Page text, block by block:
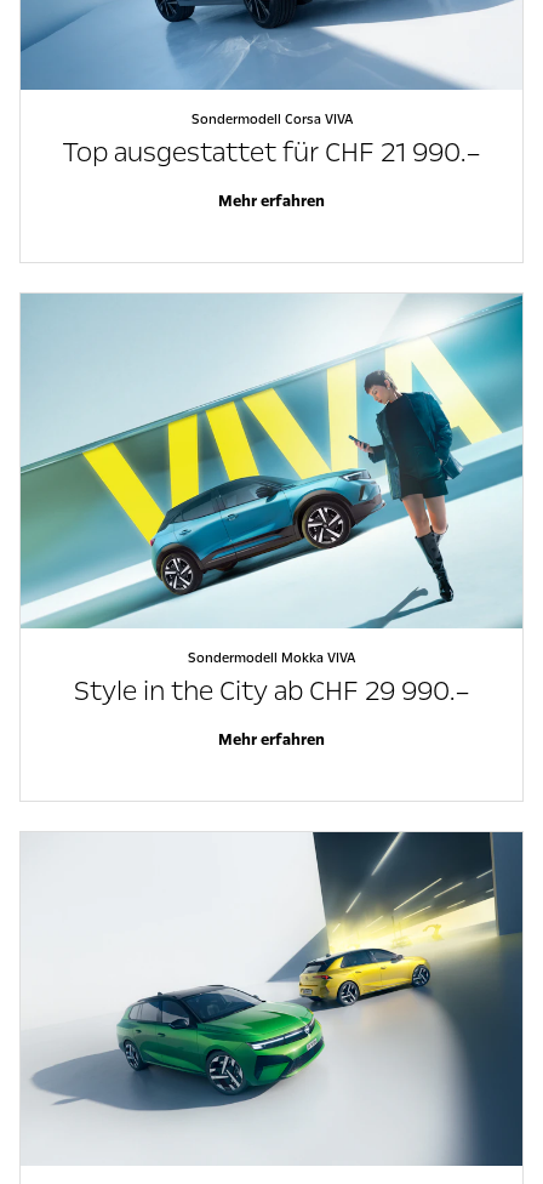
Sondermodell Corsa VIVA
Top ausgestattet für CHF 21 990.–
Mehr erfahren
Sondermodell Mokka VIVA
Style in the City ab CHF 29 990.–
Mehr erfahren